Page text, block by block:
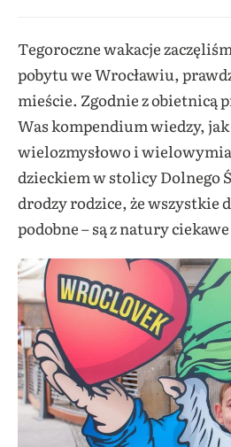
Tegoroczne wakacje
pobytu we Wrocławiu,
mieście. Zgodnie z obietnicą
Was kompendium wiedzy,
wielozmysłowo i
dzieckiem w stolicy Dolnego
drodzy rodzice, że wszystkie
podobne – są z natury